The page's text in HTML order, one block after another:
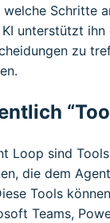
Schritte
unterstützt ihn
zu
Loop sind
die dem
Tools
Teams,